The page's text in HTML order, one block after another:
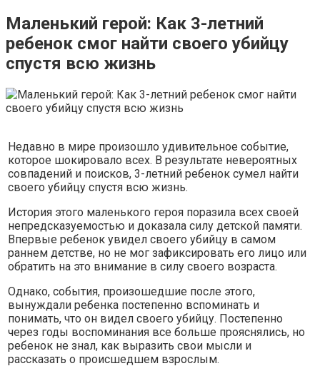
Маленький герой: Как 3-летний
ребенок смог найти своего убийцу
спустя всю жизнь
Недавно в мире произошло удивительное событие,
которое шокировало всех. В результате невероятных
совпадений и поисков, 3-летний ребенок сумел найти
своего убийцу спустя всю жизнь.
История этого маленького героя поразила всех своей
непредсказуемостью и доказала силу детской памяти.
Впервые ребенок увидел своего убийцу в самом
раннем детстве, но не мог зафиксировать его лицо или
обратить на это внимание в силу своего возраста.
Однако, события, произошедшие после этого,
вынуждали ребенка постепенно вспоминать и
понимать, что он видел своего убийцу. Постепенно
через годы воспоминания все больше прояснялись, но
ребенок не знал, как выразить свои мысли и
рассказать о происшедшем взрослым.